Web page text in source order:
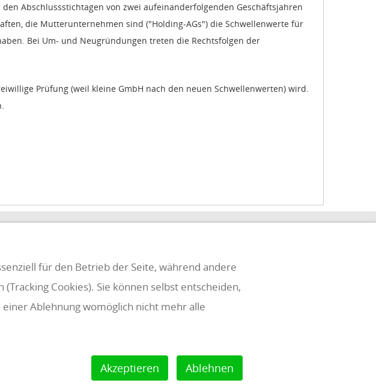
Abschlussstichtagen von zwei aufeinanderfolgenden Geschäftsjahren
die Mutterunternehmen sind ("Holding-AGs") die Schwellenwerte für
Bei Um- und Neugründungen treten die Rechtsfolgen der
Prüfung (weil kleine GmbH nach den neuen Schwellenwerten) wird.
für den Betrieb der Seite, während andere
Cookies). Sie können selbst entscheiden,
Ablehnung womöglich nicht mehr alle
Akzeptieren Ablehnen